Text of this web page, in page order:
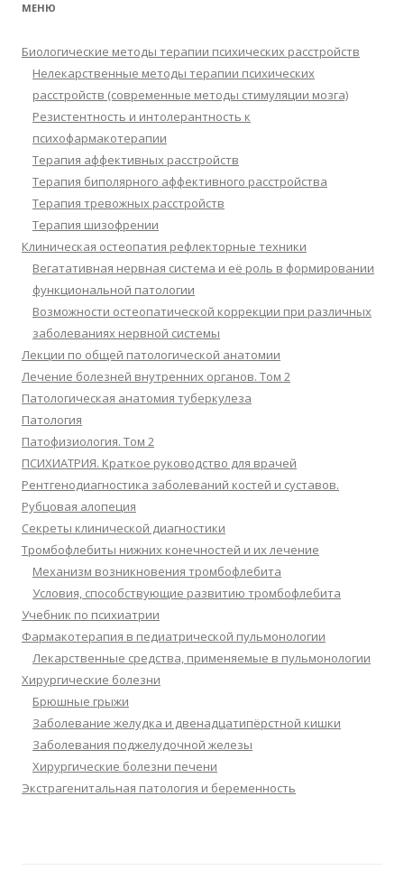
МЕНЮ
Биологические методы терапии психических расстройств
Нелекарственные методы терапии психических
расстройств (современные методы стимуляции мозга)
Резистентность и интолерантность к
психофармакотерапии
Терапия аффективных расстройств
Терапия биполярного аффективного расстройства
Терапия тревожных расстройств
Терапия шизофрении
Клиническая остеопатия рефлекторные техники
Вегатативная нервная система и её роль в формировании
функциональной патологии
Возможности остеопатической коррекции при различных
заболеваниях нервной системы
Лекции по общей патологической анатомии
Лечение болезней внутренних органов. Том 2
Патологическая анатомия туберкулеза
Патология
Патофизиология. Том 2
ПСИХИАТРИЯ. Краткое руководство для врачей
Рентгенодиагностика заболеваний костей и суставов.
Рубцовая алопеция
Секреты клинической диагностики
Тромбофлебиты нижних конечностей и их лечение
Механизм возникновения тромбофлебита
Условия, способствующие развитию тромбофлебита
Учебник по психиатрии
Фармакотерапия в педиатрической пульмонологии
Лекарственные средства, применяемые в пульмонологии
Хирургические болезни
Брюшные грыжи
Заболевание желудка и двенадцатипёрстной кишки
Заболевания поджелудочной железы
Хирургические болезни печени
Экстрагенитальная патология и беременность